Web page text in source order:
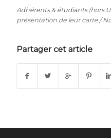
Adhérents & étudiants (hors
présentation de leur carte /
Partager cet article